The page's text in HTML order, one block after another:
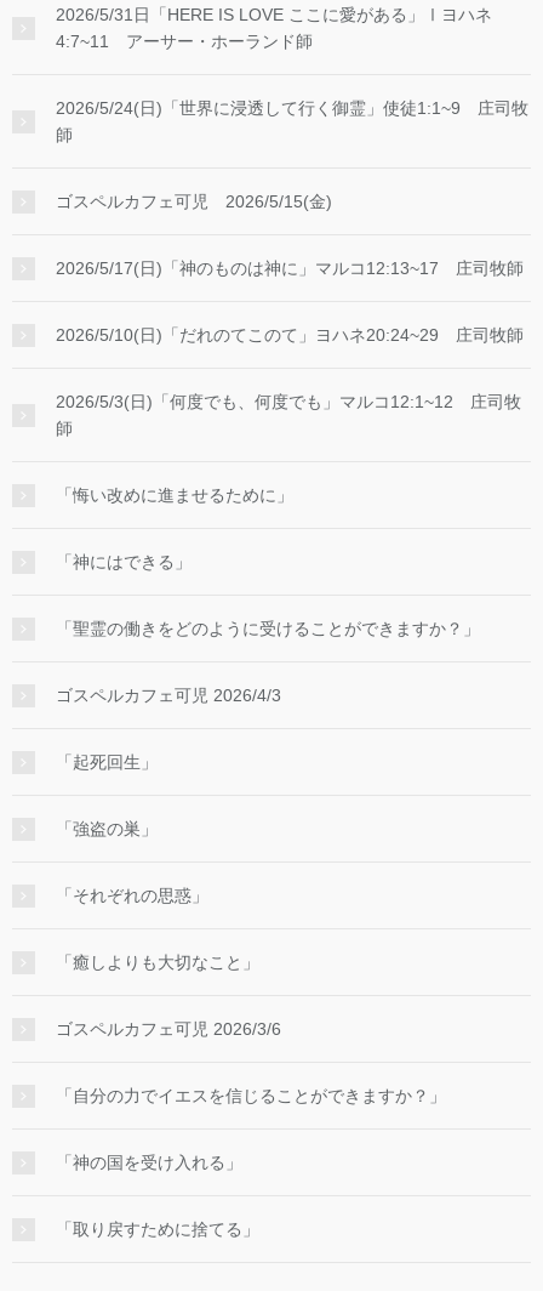
2026/5/31日「HERE IS LOVE ここに愛がある」Ⅰヨハネ
4:7~11 アーサー・ホーランド師
2026/5/24(日)「世界に浸透して行く御霊」使徒1:1~9 庄司牧
師
ゴスペルカフェ可児 2026/5/15(金)
2026/5/17(日)「神のものは神に」マルコ12:13~17 庄司牧師
2026/5/10(日)「だれのてこのて」ヨハネ20:24~29 庄司牧師
2026/5/3(日)「何度でも、何度でも」マルコ12:1~12 庄司牧
師
「悔い改めに進ませるために」
「神にはできる」
「聖霊の働きをどのように受けることができますか？」
ゴスペルカフェ可児 2026/4/3
「起死回生」
「強盗の巣」
「それぞれの思惑」
「癒しよりも大切なこと」
ゴスペルカフェ可児 2026/3/6
「自分の力でイエスを信じることができますか？」
「神の国を受け入れる」
「取り戻すために捨てる」